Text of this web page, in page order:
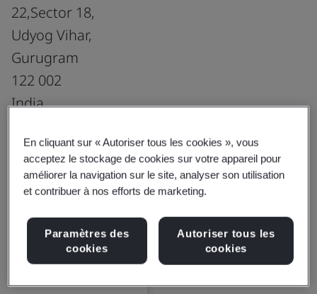
22,Sector 18,
Udyog Vihar,
Gurugram
122 002
India
Certificate number:EMS 553818
Scope:The management of Environment related
the provision of IT/ITES operations.
Standard/Scheme
En cliquant sur « Autoriser tous les cookies », vous
acceptez le stockage de cookies sur votre appareil pour
améliorer la navigation sur le site, analyser son utilisation
et contribuer à nos efforts de marketing.
Paramètres des
cookies
Autoriser tous les
cookies